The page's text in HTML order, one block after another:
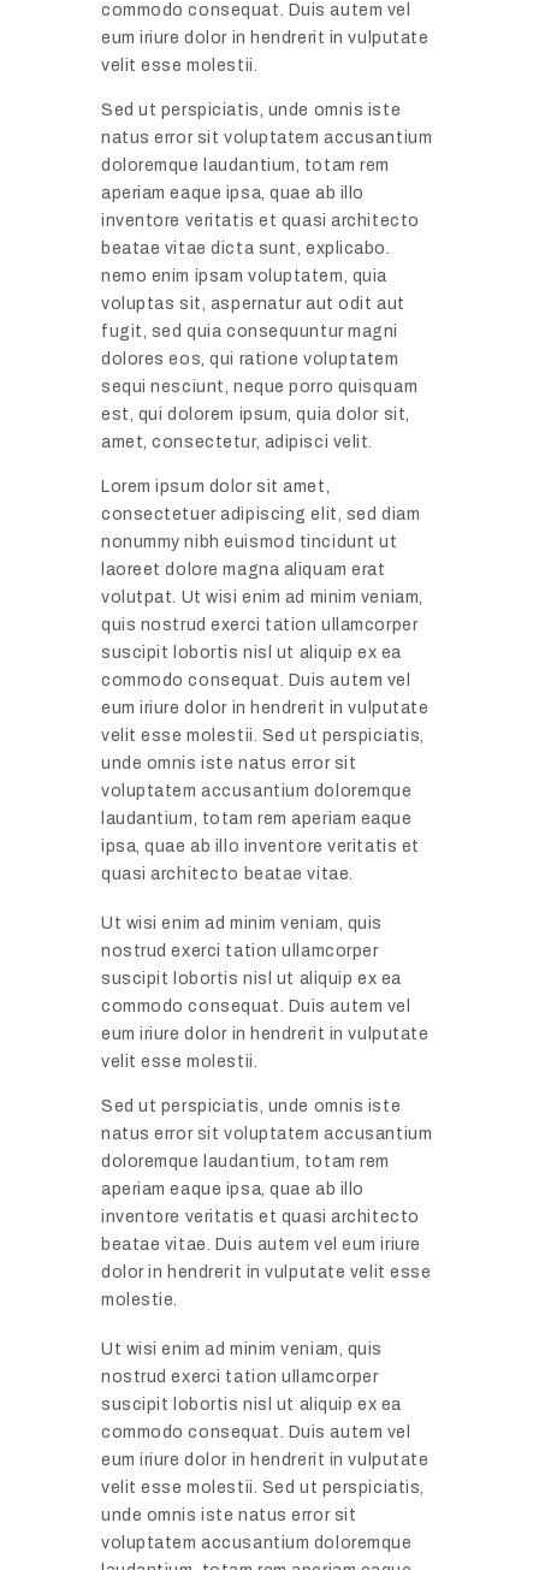
commodo consequat. Duis autem vel
eum iriure dolor in hendrerit in vulputate
velit esse molestii.
Sed ut perspiciatis, unde omnis iste
natus error sit voluptatem accusantium
doloremque laudantium, totam rem
aperiam eaque ipsa, quae ab illo
inventore veritatis et quasi architecto
beatae vitae dicta sunt, explicabo.
nemo enim ipsam voluptatem, quia
voluptas sit, aspernatur aut odit aut
fugit, sed quia consequuntur magni
dolores eos, qui ratione voluptatem
sequi nesciunt, neque porro quisquam
est, qui dolorem ipsum, quia dolor sit,
amet, consectetur, adipisci velit.
Lorem ipsum dolor sit amet,
consectetuer adipiscing elit, sed diam
nonummy nibh euismod tincidunt ut
laoreet dolore magna aliquam erat
volutpat. Ut wisi enim ad minim veniam,
quis nostrud exerci tation ullamcorper
suscipit lobortis nisl ut aliquip ex ea
commodo consequat. Duis autem vel
eum iriure dolor in hendrerit in vulputate
velit esse molestii. Sed ut perspiciatis,
unde omnis iste natus error sit
voluptatem accusantium doloremque
laudantium, totam rem aperiam eaque
ipsa, quae ab illo inventore veritatis et
quasi architecto beatae vitae.
Ut wisi enim ad minim veniam, quis
nostrud exerci tation ullamcorper
suscipit lobortis nisl ut aliquip ex ea
commodo consequat. Duis autem vel
eum iriure dolor in hendrerit in vulputate
velit esse molestii.
Sed ut perspiciatis, unde omnis iste
natus error sit voluptatem accusantium
doloremque laudantium, totam rem
aperiam eaque ipsa, quae ab illo
inventore veritatis et quasi architecto
beatae vitae. Duis autem vel eum iriure
dolor in hendrerit in vulputate velit esse
molestie.
Ut wisi enim ad minim veniam, quis
nostrud exerci tation ullamcorper
suscipit lobortis nisl ut aliquip ex ea
commodo consequat. Duis autem vel
eum iriure dolor in hendrerit in vulputate
velit esse molestii. Sed ut perspiciatis,
unde omnis iste natus error sit
voluptatem accusantium doloremque